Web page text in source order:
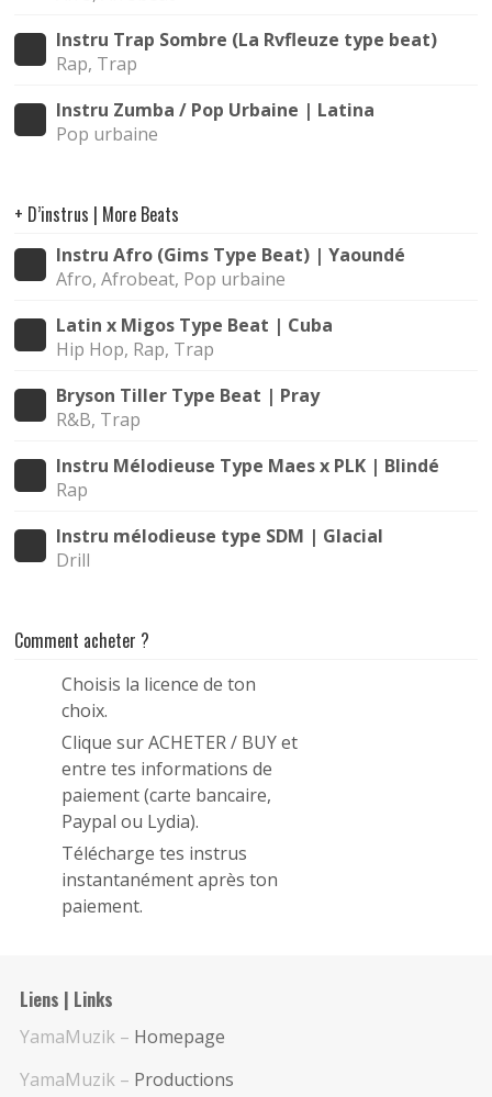
Instru Trap Sombre (La Rvfleuze type beat) |
Rap, Trap
Instru Zumba / Pop Urbaine | Latina
Pop urbaine
+ D’instrus | More Beats
Instru Afro (Gims Type Beat) | Yaoundé
Afro, Afrobeat, Pop urbaine
Latin x Migos Type Beat | Cuba
Hip Hop, Rap, Trap
Bryson Tiller Type Beat | Pray
R&B, Trap
Instru Mélodieuse Type Maes x PLK | Blindé
Rap
Instru mélodieuse type SDM | Glacial
Drill
Comment acheter ?
Choisis la licence de ton
choix.
Clique sur ACHETER / BUY et
entre tes informations de
paiement (carte bancaire,
Paypal ou Lydia).
Télécharge tes instrus
instantanément après ton
paiement.
Liens | Links
YamaMuzik – Homepage
YamaMuzik – Productions